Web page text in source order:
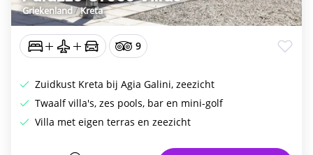
Griekenland/Kreta
9
Zuidkust Kreta bij Agia Galini, zeezicht
Twaalf villa's, zes pools, bar en mini-golf
Villa met eigen terras en zeezicht